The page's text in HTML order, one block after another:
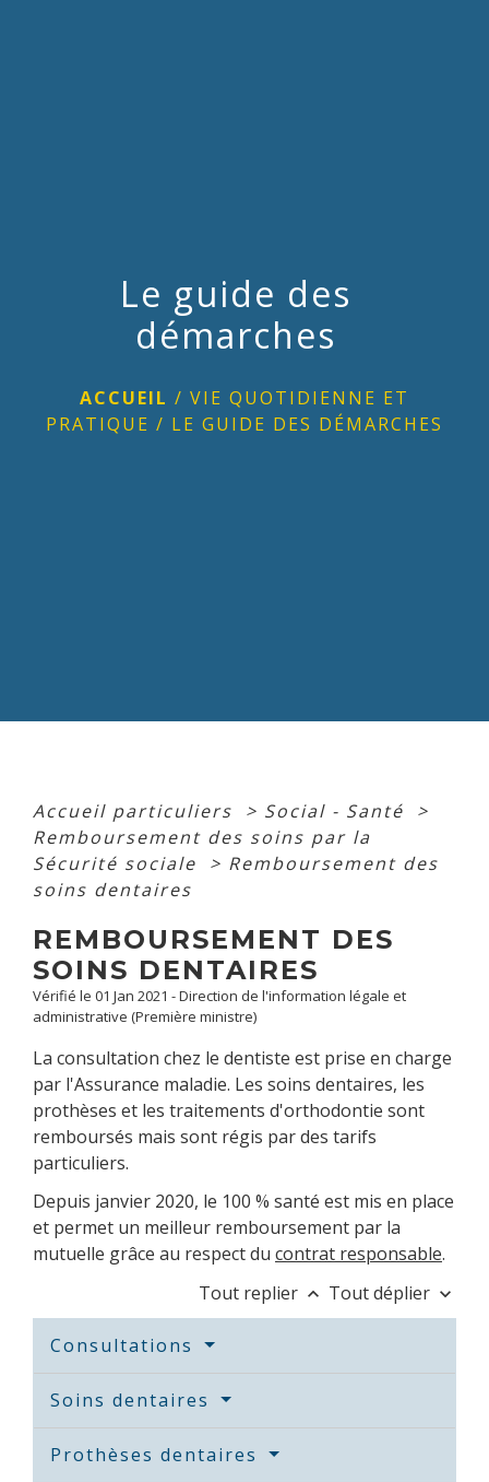
Le guide des
démarches
ACCUEIL / VIE QUOTIDIENNE ET
PRATIQUE / LE GUIDE DES DÉMARCHES
Accueil particuliers > Social - Santé
>
Remboursement des soins par la
Sécurité sociale
> Remboursement des
soins dentaires
REMBOURSEMENT DES
SOINS DENTAIRES
Vérifié le 01 Jan 2021 - Direction de l'information légale et
administrative (Première ministre)
La consultation chez le dentiste est prise en charge
par l'Assurance maladie. Les soins dentaires, les
prothèses et les traitements d'orthodontie sont
remboursés mais sont régis par des tarifs
particuliers.
Depuis janvier 2020, le 100 % santé est mis en place
et permet un meilleur remboursement par la
mutuelle grâce au respect du contrat responsable.
Tout replier keyboard_arrow_up Tout déplier keyboard_arrow_down
Consultations
Soins dentaires
Prothèses dentaires